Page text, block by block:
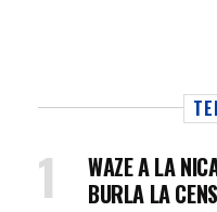
WAZE A LA
BURLA LA